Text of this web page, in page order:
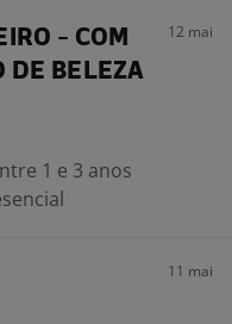
- COM
DE BELEZA
12 mai
1 e 3 anos
11 mai